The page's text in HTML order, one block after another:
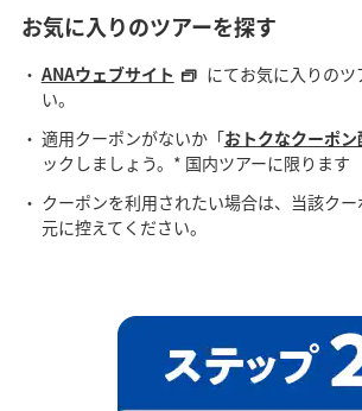
お気に入りのツアーを探す
ANAウェブサイト
にてお気に入りの
い。
適用クーポンがないか「おトクなクーポン
ックしましょう。* 国内ツアーに限ります
クーポンを利用されたい場合は、当該ク
元に控えてください。